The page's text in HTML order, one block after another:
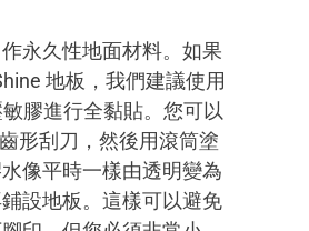
永久性地面材料。如果
地板，我們建議使用
敏膠進行全黏貼。您可以
形刮刀，然後用滾筒塗
像平時一樣由透明變為
設地板。這樣可以避免